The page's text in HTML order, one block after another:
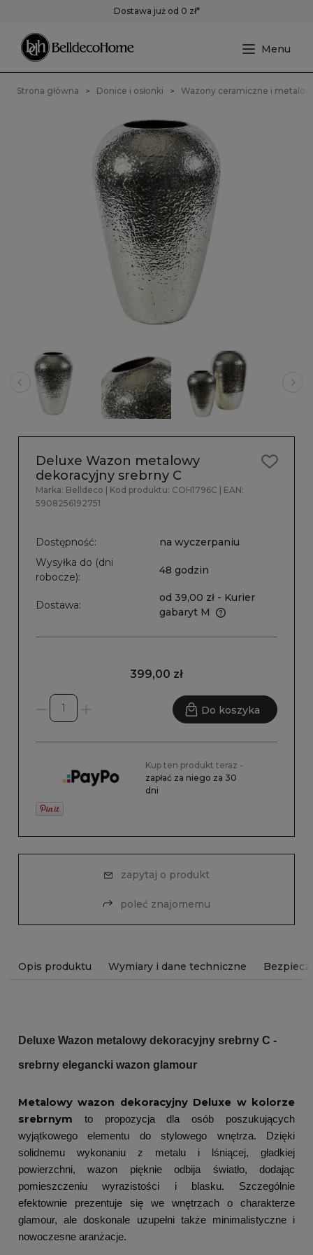
Dostawa już od 0 zł*
Strona główna Donice i osłonki Wazony ceramiczne i
Deluxe Wazon metalowy
dekoracyjny srebrny C
Marka: Belldeco | Kod produktu: COH1796C
| EAN:
5908256192751
Dostępność:
na wyczerpaniu
Wysyłka do (dni
robocze):
48 godzin
Dostawa:
od 39,00 zł - Kurier
gabaryt M
399,00 zł
Do koszyka
Kup ten produkt teraz -
zapłać za niego za 30
dni
zapytaj o produkt
poleć znajomemu
Opis produktu Wymiary i dane techniczne
Deluxe Wazon metalowy dekoracyjny srebrny C -
srebrny elegancki wazon glamour
Metalowy wazon dekoracyjny Deluxe w kolorze
srebrnym to propozycja dla osób poszukujących
wyjątkowego elementu do stylowego wnętrza. Dzięki
solidnemu wykonaniu z metalu i lśniącej, gładkiej
powierzchni, wazon pięknie odbija światło, dodając
pomieszczeniu wyrazistości i blasku. Szczególnie
efektownie prezentuje się we wnętrzach o charakterze
glamour, ale doskonale uzupełni także minimalistyczne i
nowoczesne aranżacje.